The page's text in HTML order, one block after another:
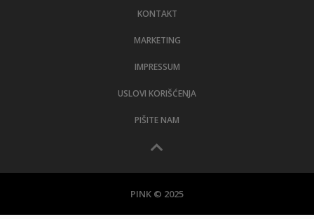
KONTAKT
MARKETING
IMPRESSUM
USLOVI KORIŠĆENJA
PIŠITE NAM
PINK © 2025